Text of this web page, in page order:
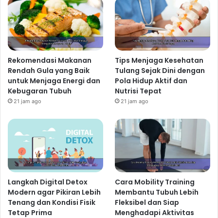
Perlu yang Berat-Berat!
Olahraga teratur tidak harus selalu berarti
menghabiskan waktu berjam-jam di gym.Cukup 30
menit olahraga ringan hingga sedang setiap hari
sudah cukup untuk memberikan manfaat kesehatan
yang signifikan. Anda bisa memilih aktivitas yang Anda
sukai, seperti jalan kaki, bersepeda, berenang, atau
yoga. Cari aktivitas yang menyenangkan agar Anda
olahraga yang tepat adalah investasi jangka panjang
untuk kesehatan Anda.
4. Istirahat yang Cukup:
Tidur yang Berkualitas
Tidur yang cukup sangat penting untuk kesehatan fisik
dan mental.Usahakan untuk tidur 7-8 jam setiap
malam. Tidur yang cukup membantu tubuh
Rekomendasi Makanan
Rendah Gula yang Baik
untuk Menjaga Energi dan
Kebugaran Tubuh
21 jam ago
Tips Menjaga Kesehatan
Tulang Sejak Dini dengan
Pola Hidup Aktif dan
Nutrisi Tepat
21 jam ago
Langkah Digital Detox
Modern agar Pikiran Lebih
Tenang dan Kondisi Fisik
Tetap Prima
Cara Mobility Training
Membantu Tubuh Lebih
Fleksibel dan Siap
Menghadapi Aktivitas